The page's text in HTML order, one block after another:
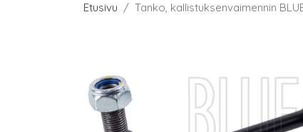
Etusivu Tanko, kallistuksenvaimennin